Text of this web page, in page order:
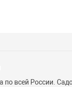
по всей России.